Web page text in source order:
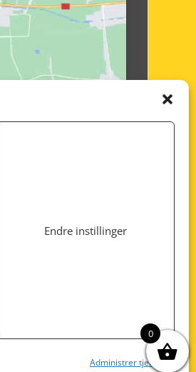
Administrer tjenester
Endre instillinger
0